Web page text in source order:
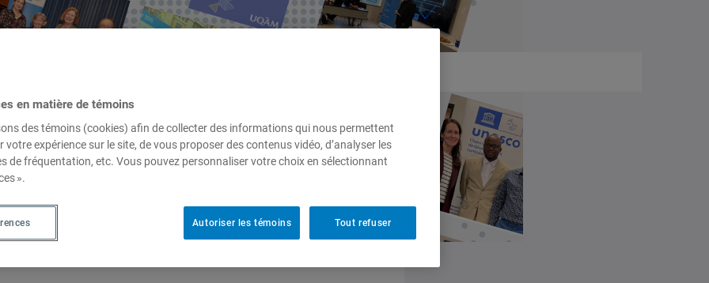
parlons nous ?
en matière de témoins
des témoins (cookies) afin de collecter des informations qui nous permettent
votre expérience sur le site, de vous proposer des contenus vidéo, d’analyser les
de fréquentation, etc. Vous pouvez personnaliser votre choix en sélectionnant
».
Tout refuser
Autoriser les témoins